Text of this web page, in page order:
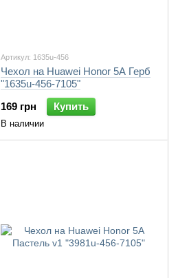
Артикул: 1635u-456
Чехол на Huawei Honor 5A Герб
"1635u-456-7105"
169 грн
Купить
В наличии